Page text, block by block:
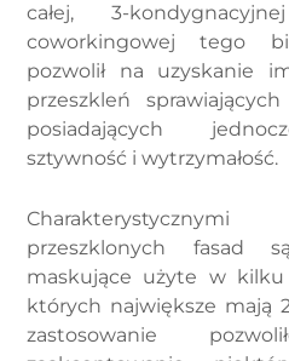
całej, 3-
coworkingowej tego
pozwolił na uzyskanie
przeszkleń
posiadających
sztywność i wytrzymałość.
przeszklonych fasad
maskujące użyte w kilku
których największe mają
zastosowanie